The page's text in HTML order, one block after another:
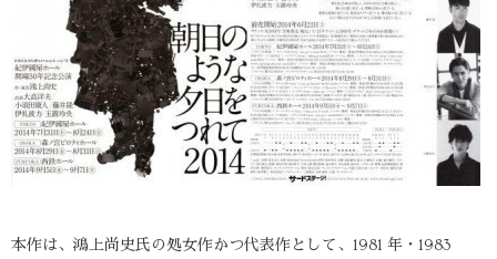
本作は、鴻上尚史氏の処女作かつ代表作として、1981 年・1983